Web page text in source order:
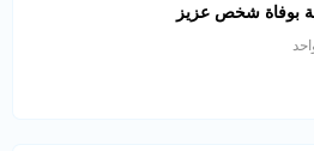
بوفاة شخص عزيز